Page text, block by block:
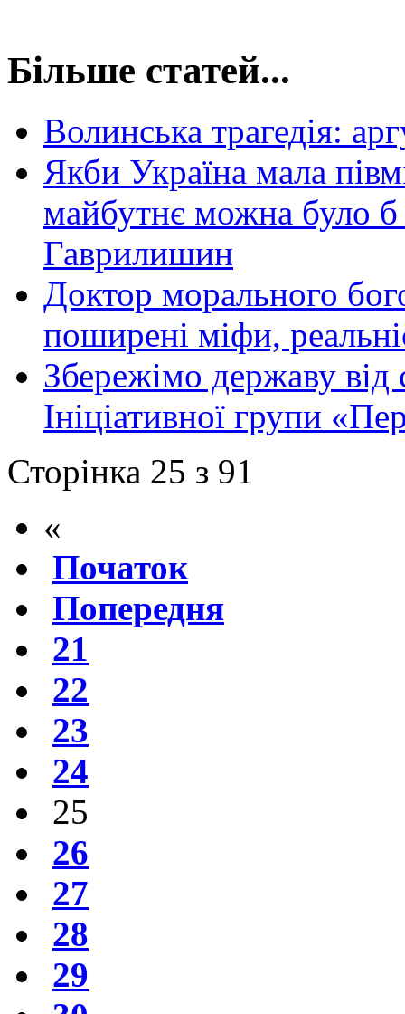
Більше статей...
Волинська трагедія:
Якби Україна мала
майбутнє можна було б
Гаврилишин
Доктор морального
поширені міфи,
Збережімо державу від
Ініціативної групи
Сторінка 25 з 91
«
Початок
Попередня
21
22
23
24
25
26
27
28
29